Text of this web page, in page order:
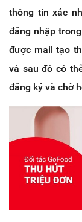
thông tin xác
đăng nhập
được mail tạo
và sau đó có
đăng ký và chờ